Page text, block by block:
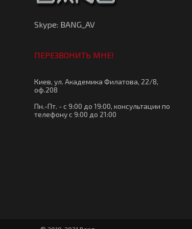
Skype: BANG_AV
ПЕРЕЗВОНИТЬ МНЕ!
Киев, ул. Академика Филатова, 22/8,
оф.208
Пн.-Пт. - с 9:00 до 19:00, консультации по
телефону с 9:00 до 21:00